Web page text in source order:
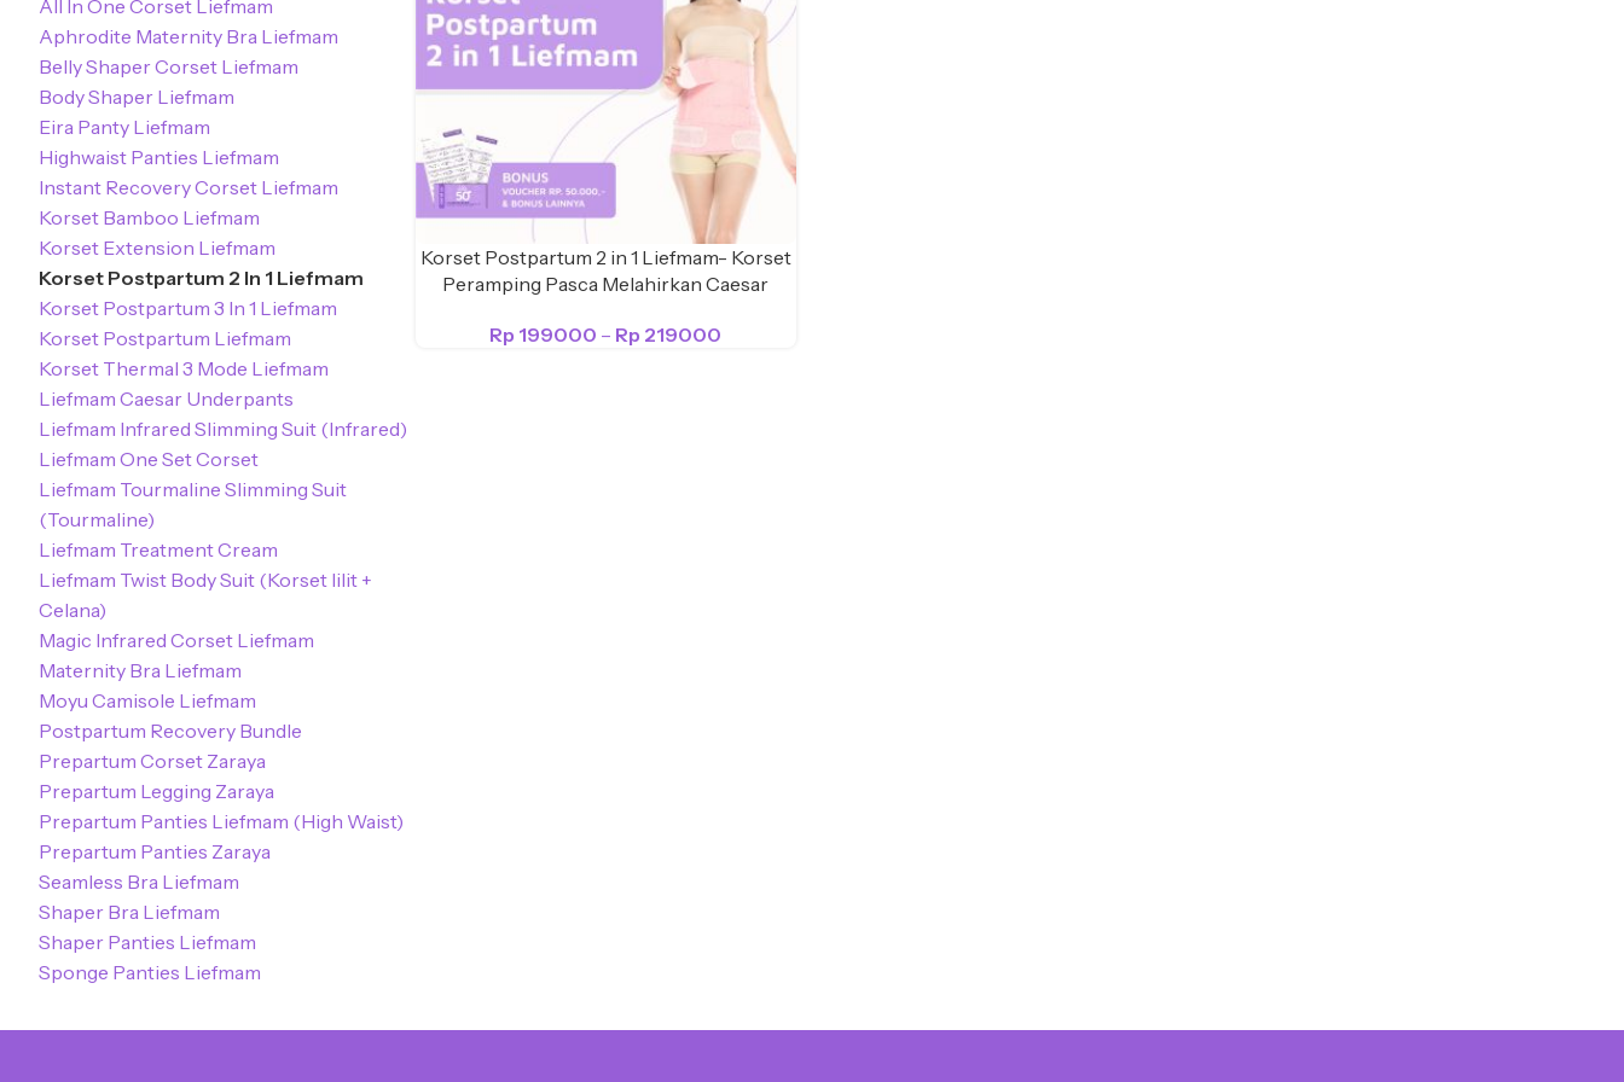
All In One Corset Liefmam
Aphrodite Maternity Bra Liefmam
Belly Shaper Corset Liefmam
Body Shaper Liefmam
Eira Panty Liefmam
Highwaist Panties Liefmam
Instant Recovery Corset Liefmam
Korset Bamboo Liefmam
Korset Extension Liefmam
Korset Postpartum 2 In 1 Liefmam
Korset Postpartum 3 In 1 Liefmam
Korset Postpartum Liefmam
Korset Thermal 3 Mode Liefmam
Liefmam Caesar Underpants
Liefmam Infrared Slimming Suit (Infrared)
Liefmam One Set Corset
Liefmam Tourmaline Slimming Suit
(Tourmaline)
Liefmam Treatment Cream
Liefmam Twist Body Suit (Korset lilit +
Celana)
Magic Infrared Corset Liefmam
Maternity Bra Liefmam
Moyu Camisole Liefmam
Postpartum Recovery Bundle
Prepartum Corset Zaraya
Prepartum Legging Zaraya
Prepartum Panties Liefmam (High Waist)
Prepartum Panties Zaraya
Seamless Bra Liefmam
Shaper Bra Liefmam
Shaper Panties Liefmam
Sponge Panties Liefmam
Korset Postpartum 2 in 1 Liefmam- Korset
Peramping Pasca Melahirkan Caesar
Rp 199000 – Rp 219000